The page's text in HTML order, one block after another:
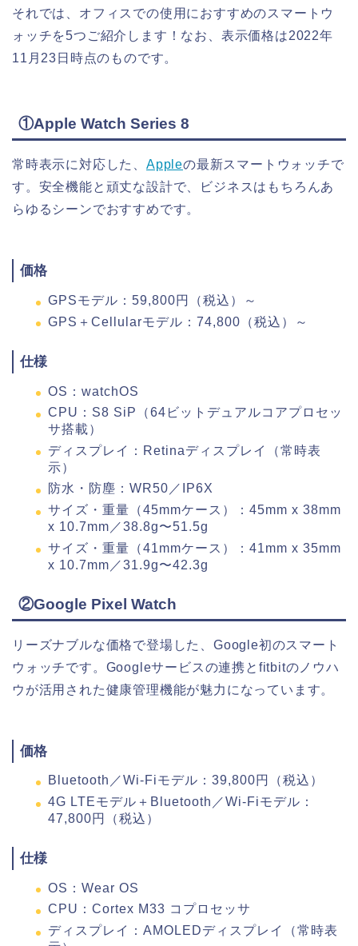
それでは、オフィスでの使用におすすめのスマートウ
ォッチを5つご紹介します！なお、表示価格は2022年
11月23日時点のものです。
①Apple Watch Series 8
常時表示に対応した、 Appleの最新スマートウォッチで
す。安全機能と頑丈な設計で、ビジネスはもちろんあ
らゆるシーンでおすすめです。
価格
GPSモデル：59,800円（税込）～
GPS＋Cellularモデル：74,800（税込）～
仕様
OS：watchOS
CPU：S8 SiP（64ビットデュアルコアプロセッ
サ搭載）
ディスプレイ：Retinaディスプレイ（常時表
示）
防水・防塵：WR50／IP6X
サイズ・重量（45mmケース）：45mm x 38mm
x 10.7mm／38.8g〜51.5g
サイズ・重量（41mmケース）：41mm x 35mm
x 10.7mm／31.9g〜42.3g
②Google Pixel Watch
リーズナブルな価格で登場した、Google初のスマート
ウォッチです。Googleサービスの連携とfitbitのノウハ
ウが活用された健康管理機能が魅力になっています。
価格
Bluetooth／Wi-Fiモデル：39,800円（税込）
4G LTEモデル＋Bluetooth／Wi-Fiモデル：
47,800円（税込）
仕様
OS：Wear OS
CPU：Cortex M33 コプロセッサ
ディスプレイ：AMOLEDディスプレイ（常時表